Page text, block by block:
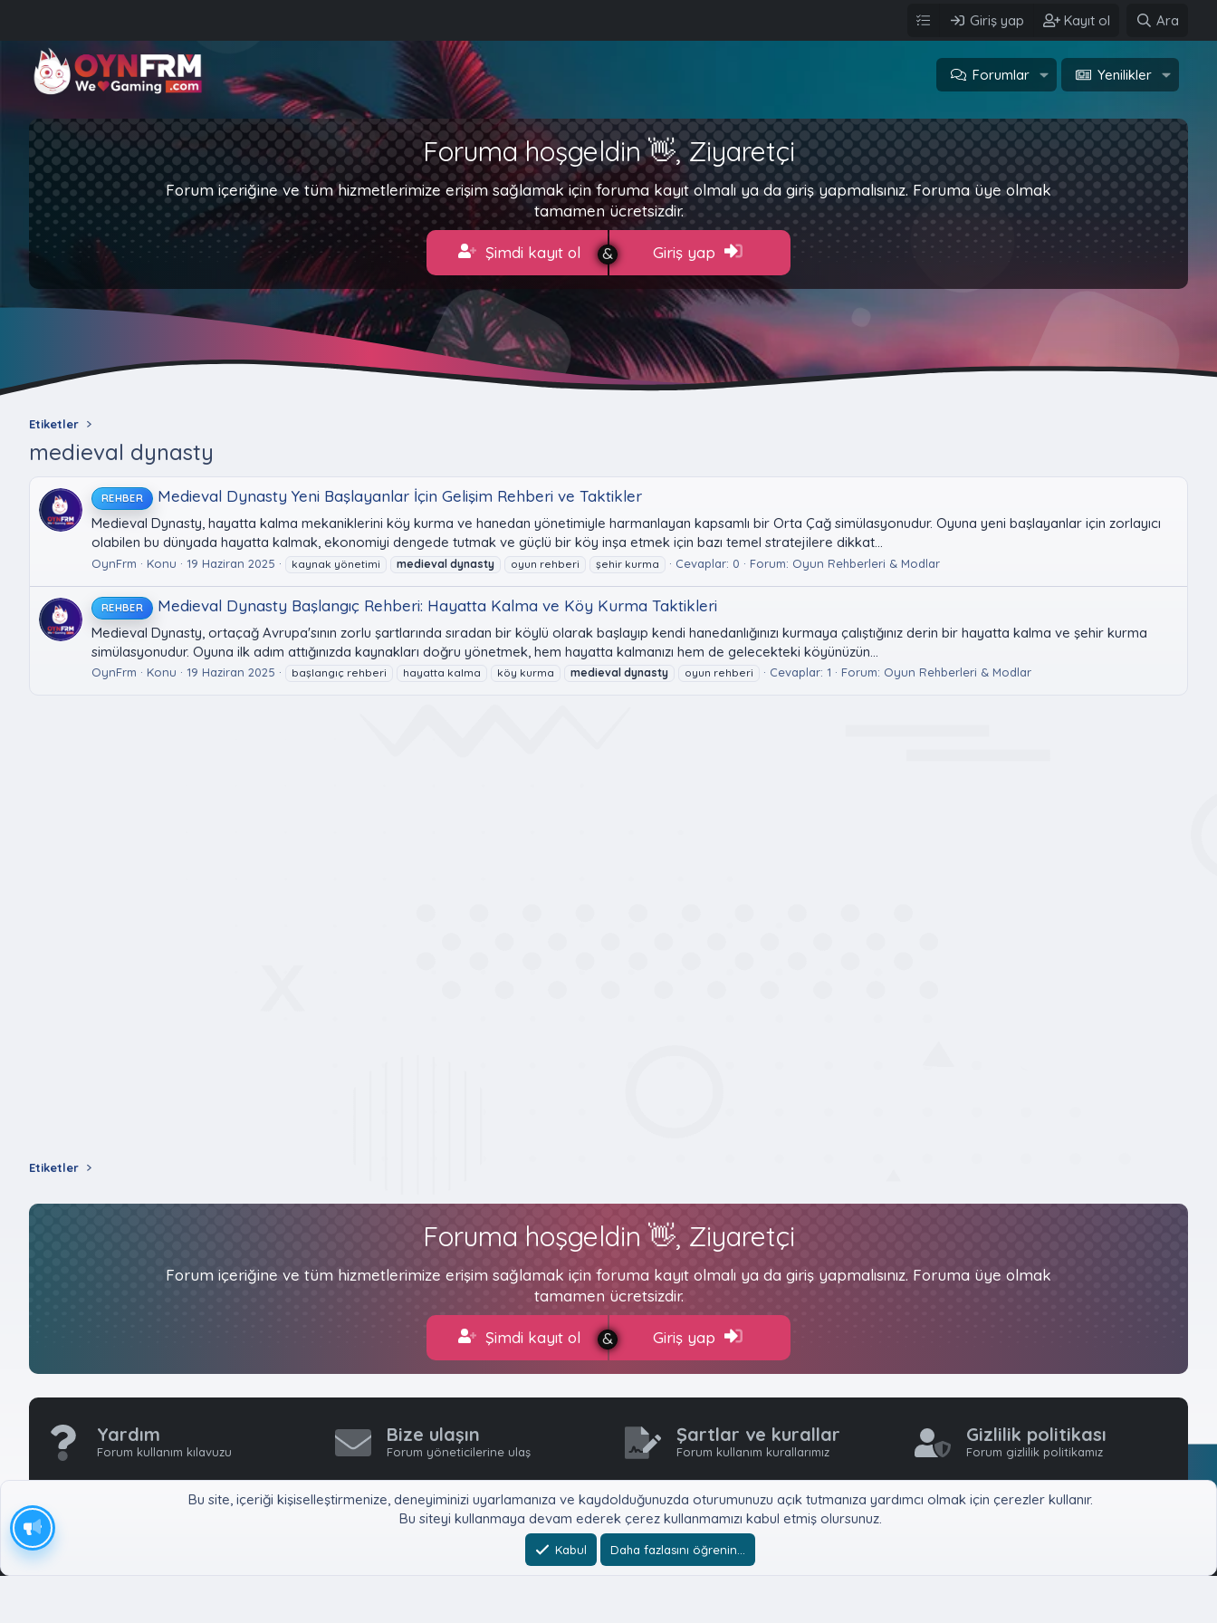
Giriş yap Kayıt ol Ara
Forumlar Yenilikler
Foruma hoşgeldin 👋, Ziyaretçi
Forum içeriğine ve tüm hizmetlerimize erişim sağlamak için foruma kayıt olmalı ya da giriş yapmalısınız. Foruma üye olmak
tamamen ücretsizdir.
Şimdi kayıt ol Giriş yap
Etiketler
medieval dynasty
REHBER Medieval Dynasty Yeni Başlayanlar İçin Gelişim Rehberi ve Taktikler
Medieval Dynasty, hayatta kalma mekaniklerini köy kurma ve hanedan yönetimiyle harmanlayan kapsamlı bir Orta Çağ simülasyonudur. Oyuna yeni başlayanlar için zorlayıcı
olabilen bu dünyada hayatta kalmak, ekonomiyi dengede tutmak ve güçlü bir köy inşa etmek için bazı temel stratejilere dikkat...
OynFrm Konu 19 Haziran 2025 kaynak yönetimi medieval dynasty oyun rehberi şehir kurma Cevaplar: 0 Forum: Oyun Rehberleri & Modlar
REHBER Medieval Dynasty Başlangıç Rehberi: Hayatta Kalma ve Köy Kurma Taktikleri
Medieval Dynasty, ortaçağ Avrupa'sının zorlu şartlarında sıradan bir köylü olarak başlayıp kendi hanedanlığınızı kurmaya çalıştığınız derin bir hayatta kalma ve şehir kurma
simülasyonudur. Oyuna ilk adım attığınızda kaynakları doğru yönetmek, hem hayatta kalmanızı hem de gelecekteki köyünüzün...
OynFrm Konu 19 Haziran 2025 başlangıç rehberi hayatta kalma köy kurma medieval dynasty oyun rehberi Cevaplar: 1 Forum: Oyun Rehberleri & Modlar
Etiketler
Foruma hoşgeldin 👋, Ziyaretçi
Forum içeriğine ve tüm hizmetlerimize erişim sağlamak için foruma kayıt olmalı ya da giriş yapmalısınız. Foruma üye olmak
tamamen ücretsizdir.
Şimdi kayıt ol Giriş yap
Yardım
Forum kullanım kılavuzu
Bize ulaşın
Forum yöneticilerine ulaş
Şartlar ve kurallar
Forum kullanım kurallarımız
Gizlilik politikası
Forum gizlilik politikamız
Bu site, içeriği kişiselleştirmenize, deneyiminizi uyarlamanıza ve kaydolduğunuzda oturumunuzu açık tutmanıza yardımcı olmak için çerezler kullanır.
Bu siteyi kullanmaya devam ederek çerez kullanmamızı kabul etmiş olursunuz.
Kabul Daha fazlasını öğrenin…